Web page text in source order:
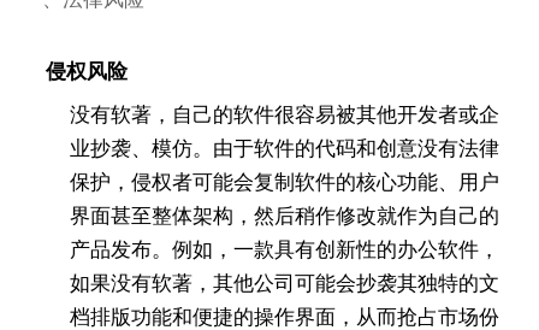
侵权风险
没有软著，自己的软件很容易被其他开发者或企
业抄袭、模仿。由于软件的代码和创意没有法律
保护，侵权者可能会复制软件的核心功能、用户
界面甚至整体架构，然后稍作修改就作为自己的
产品发布。例如，一款具有创新性的办公软件，
如果没有软著，其他公司可能会抄袭其独特的文
档排版功能和便捷的操作界面，从而抢占市场份